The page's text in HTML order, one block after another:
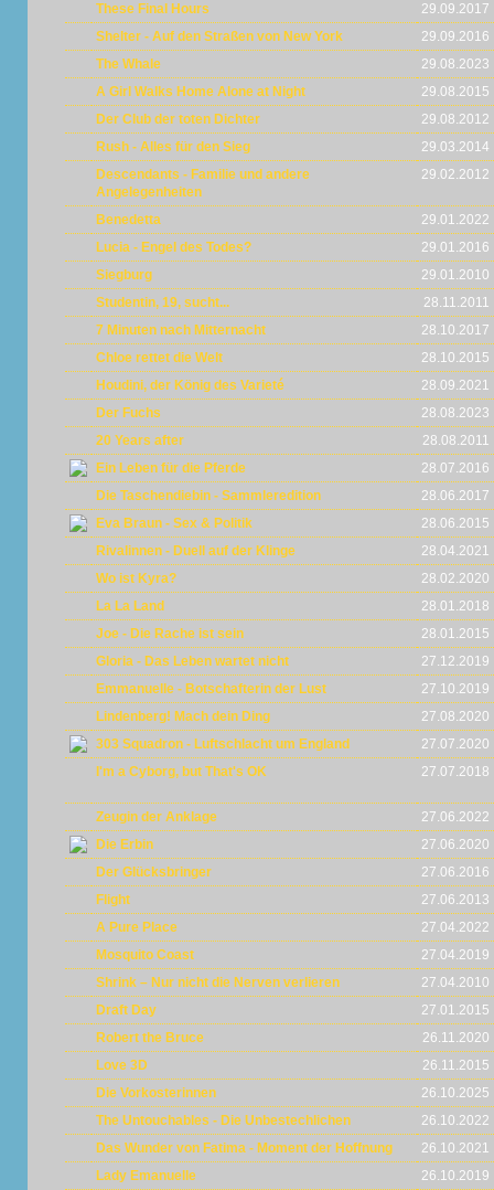
These Final Hours
29.09.2017
Shelter - Auf den Straßen von New York
29.09.2016
The Whale
29.08.2023
A Girl Walks Home Alone at Night
29.08.2015
Der Club der toten Dichter
29.08.2012
Rush - Alles für den Sieg
29.03.2014
Descendants - Familie und andere
Angelegenheiten
29.02.2012
Benedetta
29.01.2022
Lucia - Engel des Todes?
29.01.2016
Siegburg
29.01.2010
Studentin, 19, sucht...
28.11.2011
7 Minuten nach Mitternacht
28.10.2017
Chloe rettet die Welt
28.10.2015
Houdini, der König des Varieté
28.09.2021
Der Fuchs
28.08.2023
20 Years after
28.08.2011
Ein Leben für die Pferde
28.07.2016
Die Taschendiebin - Sammleredition
28.06.2017
Eva Braun - Sex & Politik
28.06.2015
Rivalinnen - Duell auf der Klinge
28.04.2021
Wo ist Kyra?
28.02.2020
La La Land
28.01.2018
Joe - Die Rache ist sein
28.01.2015
Gloria - Das Leben wartet nicht
27.12.2019
Emmanuelle - Botschafterin der Lust
27.10.2019
Lindenberg! Mach dein Ding
27.08.2020
303 Squadron - Luftschlacht um England
27.07.2020
I'm a Cyborg, but That's OK
27.07.2018
Zeugin der Anklage
27.06.2022
Die Erbin
27.06.2020
Der Glücksbringer
27.06.2016
Flight
27.06.2013
A Pure Place
27.04.2022
Mosquito Coast
27.04.2019
Shrink – Nur nicht die Nerven verlieren
27.04.2010
Draft Day
27.01.2015
Robert the Bruce
26.11.2020
Love 3D
26.11.2015
Die Vorkosterinnen
26.10.2025
The Untouchables - Die Unbestechlichen
26.10.2022
Das Wunder von Fatima - Moment der Hoffnung
26.10.2021
Lady Emanuelle
26.10.2019